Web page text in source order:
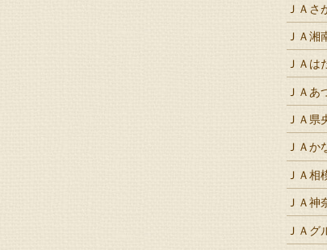
ＪＡさ
ＪＡ湘
ＪＡは
ＪＡあ
ＪＡ県
ＪＡか
ＪＡ相
ＪＡ神
ＪＡグ